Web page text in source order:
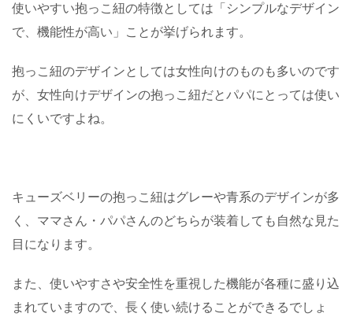
使いやすい抱っこ紐の特徴としては「シンプルなデザイン
で、機能性が高い」ことが挙げられます。
抱っこ紐のデザインとしては女性向けのものも多いのです
が、女性向けデザインの抱っこ紐だとパパにとっては使い
にくいですよね。
キューズベリーの抱っこ紐はグレーや青系のデザインが多
く、ママさん・パパさんのどちらが装着しても自然な見た
目になります。
また、使いやすさや安全性を重視した機能が各種に盛り込
まれていますので、長く使い続けることができるでしょ